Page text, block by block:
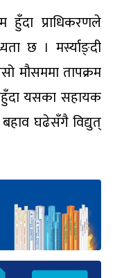
हुँदा प्राधिकरणले
छ । मर्स्याङ्दी
मौसममा तापक्रम
यसका सहायक
बहाव घढेसँगै विद्युत्